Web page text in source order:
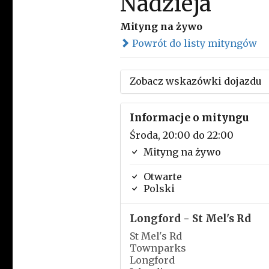
Mityng na żywo
Powrót do listy mityngów
Zobacz wskazówki dojazdu
Informacje o mityngu
Środa, 20:00 do 22:00
Mityng na żywo
Otwarte
Polski
Longford - St Mel's Rd
St Mel's Rd
Townparks
Longford